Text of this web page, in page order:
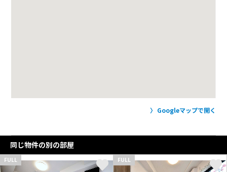
Googleマップで開く
同じ物件の別の部屋
FULL FULL